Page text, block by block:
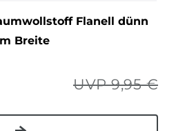
Flanell dünn
Breite
UVP 9,95 €